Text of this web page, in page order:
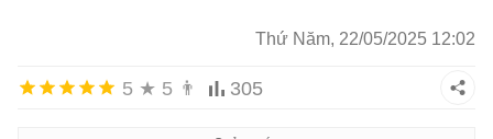
Thứ Năm, 22/05/2025 12:02
5 ★ 5 👨 305